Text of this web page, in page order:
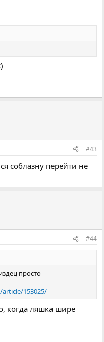
#43
соблазну перейти не
#44
просто
153025/
когда ляшка шире